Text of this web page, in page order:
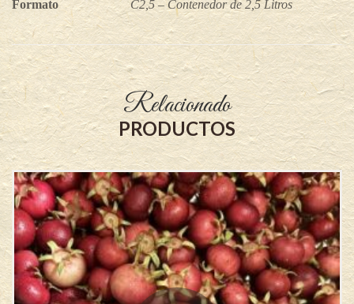
Formato C2,5 – Contenedor de 2,5 Litros
Relacionado
PRODUCTOS